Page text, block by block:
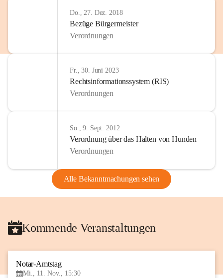
Do., 27. Dez. 2018
Bezüge Bürgermeister
Verordnungen
Fr., 30. Juni 2023
Rechtsinformationssystem (RIS)
Verordnungen
So., 9. Sept. 2012
Verordnung über das Halten von Hunden
Verordnungen
Alle Bekanntmachungen sehen
Kommende Veranstaltungen
Notar-Amtstag
Mi., 11. Nov., 15:30